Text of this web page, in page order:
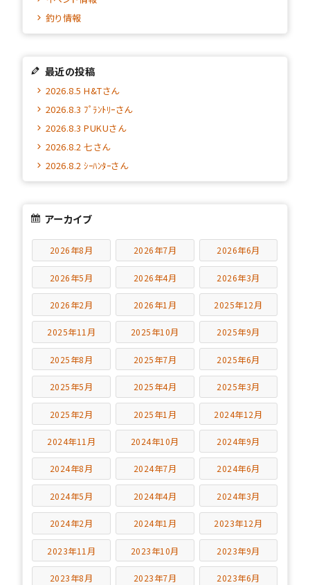
釣り情報
最近の投稿
2026.8.5 H&Tさん
2026.8.3 ﾌﾟﾗﾝﾄﾘｰさん
2026.8.3 PUKUさん
2026.8.2 七さん
2026.8.2 ｼｰﾊﾝﾀｰさん
アーカイブ
2026年8月 2026年7月 2026年6月
2026年5月 2026年4月 2026年3月
2026年2月 2026年1月 2025年12月
2025年11月 2025年10月 2025年9月
2025年8月 2025年7月 2025年6月
2025年5月 2025年4月 2025年3月
2025年2月 2025年1月 2024年12月
2024年11月 2024年10月 2024年9月
2024年8月 2024年7月 2024年6月
2024年5月 2024年4月 2024年3月
2024年2月 2024年1月 2023年12月
2023年11月 2023年10月 2023年9月
2023年8月 2023年7月 2023年6月